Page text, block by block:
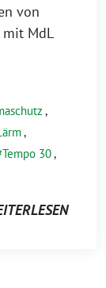
von
mit MdL
,
,
Tempo 30,